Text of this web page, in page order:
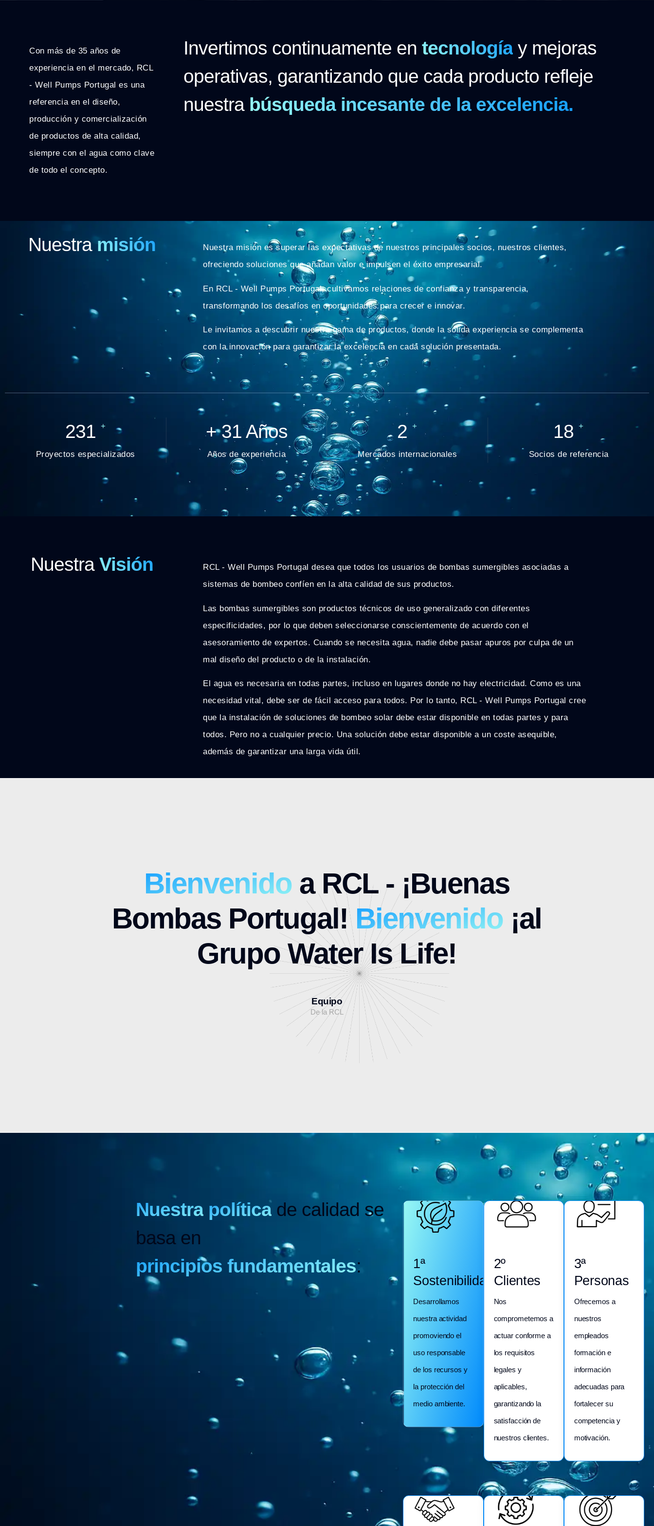
Con más de 35 años de
experiencia en el mercado, RCL
- Well Pumps Portugal es una
referencia en el diseño,
producción y comercialización
de productos de alta calidad,
siempre con el agua como clave
de todo el concepto.
Invertimos continuamente entecnología y mejoras
operativas, garantizando que cada producto refleje
nuestra búsqueda incesante de la excelencia.
Nuestramisión
Nuestra misión es superar las expectativas de nuestros principales socios, nuestros clientes,
ofreciendo soluciones que añadan valor e impulsen el éxito empresarial.
En RCL - Well Pumps Portugal, cultivamos relaciones de confianza y transparencia,
transformando los desafíos en oportunidades para crecer e innovar.
Le invitamos a descubrir nuestra gama de productos, donde la sólida experiencia se complementa
con la innovación para garantizar la excelencia en cada solución presentada.
254 +
Proyectos especializados
+35 Años
Años de experiencia
3 +
Mercados internacionales
20 +
Socios de referencia
Nuestra Visión
RCL - Well Pumps Portugal desea que todos los usuarios de bombas sumergibles asociadas a
sistemas de bombeo confíen en la alta calidad de sus productos.
Las bombas sumergibles son productos técnicos de uso generalizado con diferentes
especificidades, por lo que deben seleccionarse conscientemente de acuerdo con el
asesoramiento de expertos. Cuando se necesita agua, nadie debe pasar apuros por culpa de un
mal diseño del producto o de la instalación.
El agua es necesaria en todas partes, incluso en lugares donde no hay electricidad. Como es una
necesidad vital, debe ser de fácil acceso para todos. Por lo tanto, RCL - Well Pumps Portugal cree
que la instalación de soluciones de bombeo solar debe estar disponible en todas partes y para
todos. Pero no a cualquier precio. Una solución debe estar disponible a un coste asequible,
además de garantizar una larga vida útil.
Bienvenido a RCL - ¡Buenas
Bombas Portugal!Bienvenido ¡al
Grupo Water Is Life!
Equipo
De la RCL
Nuestra políticade calidad se
basa en
principios fundamentales:
1ª
Sostenibilidad
Desarrollamos
nuestra actividad
promoviendo el
uso responsable
de los recursos y
la protección del
medio ambiente.
2º
Clientes
Nos
comprometemos a
actuar conforme a
los requisitos
legales y
aplicables,
garantizando la
satisfacción de
nuestros clientes.
3ª
Personas
Ofrecemos a
nuestros
empleados
formación e
información
adecuadas para
fortalecer su
competencia y
motivación.